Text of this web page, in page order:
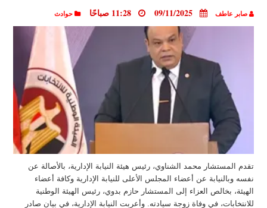
صابر عاطف 09/11/2025 11:28 صباحًا حوادث
تقدم المستشار محمد الشناوي، رئيس هيئة النيابة الإدارية، بالأصالة عن
نفسه وبالنيابة عن أعضاء المجلس الأعلى للنيابة الإدارية وكافة أعضاء
الهيئة، بخالص العزاء إلى المستشار حازم بدوي، رئيس الهيئة الوطنية
للانتخابات، في وفاة زوجة سيادته. وأعربت النيابة الإدارية، في بيان صادر